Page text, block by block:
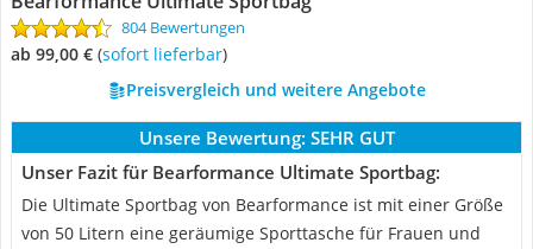
804 Bewertungen
ab 99,00 € ( Sofort lieferbar)
Preisvergleich und weitere Angebote
Unsere Bewertung: SEHR GUT
Unser Fazit für Bearformance Ultimate Sportbag:
Die Ultimate Sportbag von Bearformance ist mit einer Größe
von 50 Litern eine geräumige Sporttasche für Frauen und